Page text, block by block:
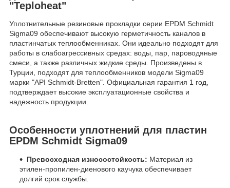
"Teploheat"
Уплотнительные резиновые прокладки серии EPDM Schmidt
Sigma09 обеспечивают высокую герметичность каналов в
пластинчатых теплообменниках. Они идеально подходят для
работы в слабоагрессивных средах: воды, пар, пароводяные
смеси, а также различных жидкие среды. Произведены в
Турции, подходят для теплообменников модели Sigma09
марки "API Schmidt-Bretten". Официальная гарантия 1 год,
подтверждает высокие эксплуатационные свойства и
надежность продукции.
Особенности уплотнений для пластин
EPDM Schmidt Sigma09
Превосходная износостойкость: Материал из
этилен-пропилен-диенового каучука обеспечивает
долгий срок службы.